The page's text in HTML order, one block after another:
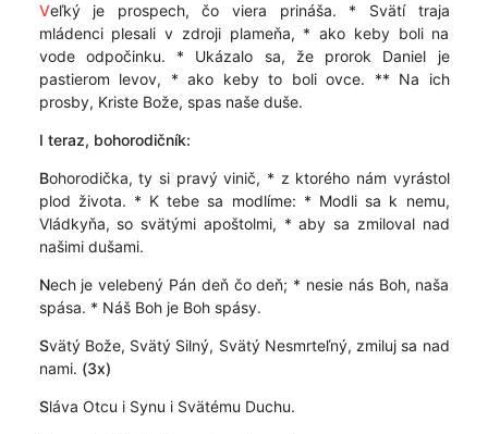
Veľký je prospech, čo viera prináša. * Svätí traja
mládenci plesali v zdroji plameňa, * ako keby boli na
vode odpočinku. * Ukázalo sa, že prorok Daniel je
pastierom levov, * ako keby to boli ovce. ** Na ich
prosby, Kriste Bože, spas naše duše.
I teraz, bohorodičník:
Bohorodička, ty si pravý vinič, * z ktorého nám vyrástol
plod života. * K tebe sa modlíme: * Modli sa k nemu,
Vládkyňa, so svätými apoštolmi, * aby sa zmiloval nad
našimi dušami.
Nech je velebený Pán deň čo deň; * nesie nás Boh, naša
spása. * Náš Boh je Boh spásy.
Svätý Bože, Svätý Silný, Svätý Nesmrteľný, zmiluj sa nad
nami. (3x)
Sláva Otcu i Synu i Svätému Duchu.